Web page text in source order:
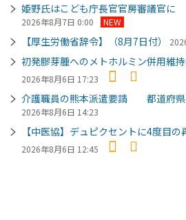
姫野氏はこども庁長官官房審議官
2026年8月7日 0:00 NEW
【厚生労働省辞令】（8月7日付）
初発膠芽腫へのメトホルミン併用維
2026年8月6日 17:23
介護職員の熊本派遣要請 都道府県
2026年8月6日 14:23
【中医協】デュピクセントに4度
2026年8月6日 12:45